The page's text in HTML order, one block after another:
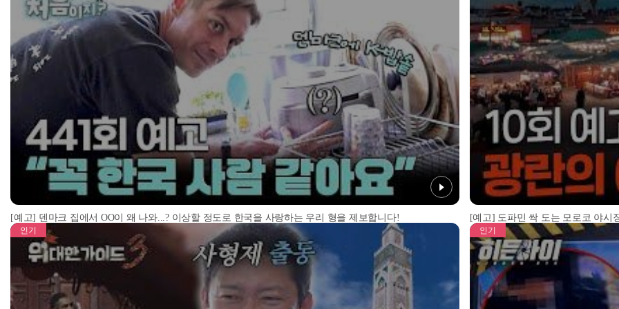
[예고] 덴마크 집에서 OO이 왜 나와...? 이상할 정도로 한국을 사랑하는 우리 형을 제보합니다! [예고] 도파민 싹 도는 모로코 야시
인기 인기